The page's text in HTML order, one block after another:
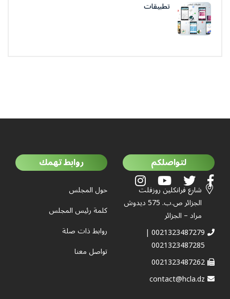
تطبيقات
لتواصلكم
شارع فرانكلين روزفلت
الجزائر ص.ب. 575 ديدوش
مراد – الجزائر
0021323487279 |
0021323487285
0021323487262
contact@hcla.dz
روابط تهمك
حول المجلس
كلمة رئيس المجلس
روابط ذات صلة
تواصل معنا